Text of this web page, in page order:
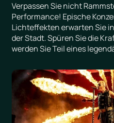
Verpassen Sie nicht
Performance! Epische
Lichteffekten erwarten Sie
der Stadt. Spüren Sie die
werden Sie Teil eines